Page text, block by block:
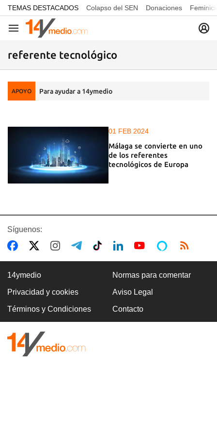
common.go-to-content
TEMAS DESTACADOS Colapso del SEN Donaciones
Navegación
referente tecnológico
APOYO Para ayudar a 14ymedio
01 FEB 2024
Málaga se convierte en uno
de los referentes
tecnológicos de Europa
Síguenos:
14ymedio Normas para comentar
Privacidad y cookies Aviso Legal
Términos y Condiciones Contacto